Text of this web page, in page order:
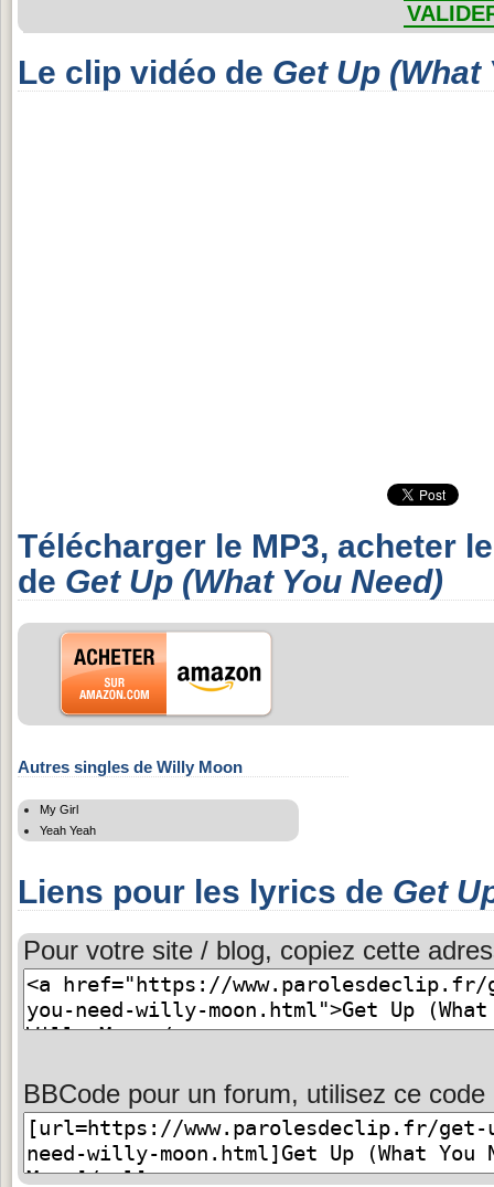
Le clip vidéo de Get Up (What
Télécharger le MP3, acheter
de Get Up (What You Need)
Autres singles de Willy Moon
My Girl
Yeah Yeah
Liens pour les lyrics de Get
Pour votre site / blog, copiez cette
BBCode pour un forum, utilisez ce code